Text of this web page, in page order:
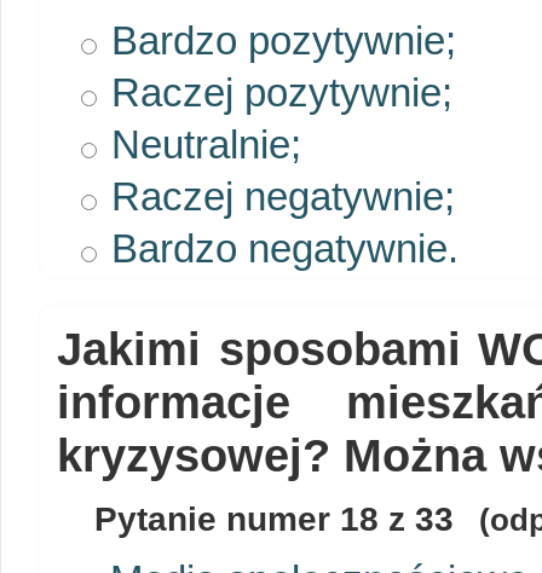
Bardzo pozytywnie;
Raczej pozytywnie;
Neutralnie;
Raczej negatywnie;
Bardzo negatywnie.
Jakimi sposobami
informacje
kryzysowej? Można
Pytanie numer 18 z 33